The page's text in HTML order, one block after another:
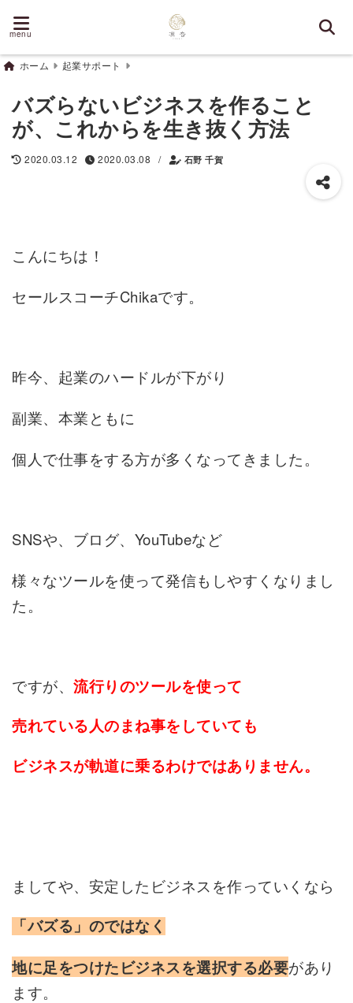
menu
ホーム 起業サポート
バズらないビジネスを作ること
が、これからを生き抜く方法
2020.03.12 2020.03.08 / 石野 千賀
こんにちは！
セールスコーチChikaです。
昨今、起業のハードルが下がり
副業、本業ともに
個人で仕事をする方が多くなってきました。
SNSや、ブログ、YouTubeなど
様々なツールを使って発信もしやすくなりまし
た。
ですが、 流行りのツールを使って
売れている人のまね事をしていても
ビジネスが軌道に乗るわけではありません。
ましてや、安定したビジネスを作っていくなら
「バズる」のではなく
地に足をつけたビジネスを選択する必要があり
ます。